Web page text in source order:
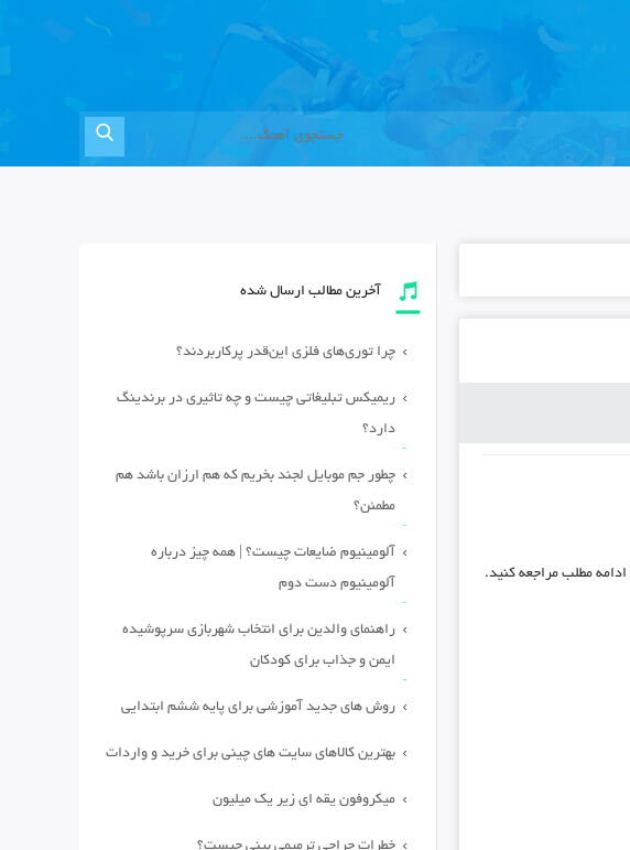
آخرین مطالب ارسال شده
چرا توری‌های فلزی این‌قدر پرکاربردند؟
ریمیکس تبلیغاتی چیست و چه تاثیری در برندینگ
دارد؟
چطور جم موبایل لجند بخریم که هم ارزان باشد هم
مطمئن؟
آلومینیوم ضایعات چیست؟ | همه چیز درباره
آلومینیوم دست دوم
راهنمای والدین برای انتخاب شهربازی سرپوشیده
ایمن و جذاب برای کودکان
روش های جدید آموزشی برای پایه ششم ابتدایی
بهترین کالاهای سایت های چینی برای خرید و واردات
میکروفون یقه ای زیر یک میلیون
خطرات جراحی ترمیمی بینی چیست؟